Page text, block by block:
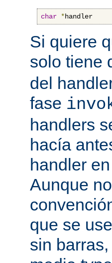
char *handler
Si quiere
solo tiene
del
fase
handlers
hacía
handler
Aunque
que se
sin